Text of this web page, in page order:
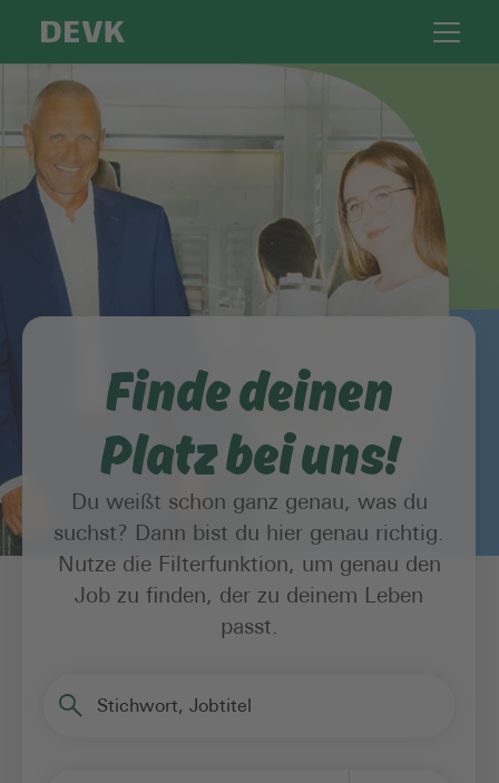
Finde deinen
Platz bei uns!
Du weißt schon ganz genau, was du
suchst? Dann bist du hier genau richtig.
Nutze die Filterfunktion, um genau den
Job zu finden, der zu deinem Leben
passt.
Stichwort, Jobtitel